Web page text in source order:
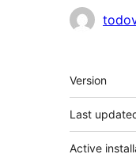
Meta
Version
Last
Active